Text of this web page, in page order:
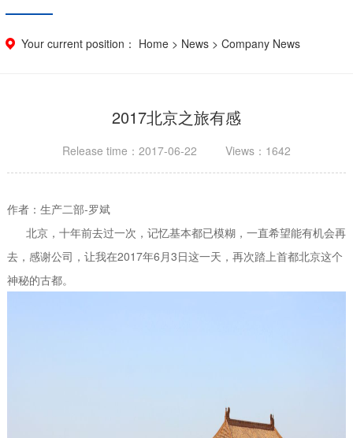
Your current position： Home > News > Company News
2017北京之旅有感
Release time：2017-06-22 Views：1642
作者：生产二部-罗斌
北京，十年前去过一次，记忆基本都已模糊，一直希望能有机会再
去，感谢公司，让我在2017年6月3日这一天，再次踏上首都北京这个
神秘的古都。